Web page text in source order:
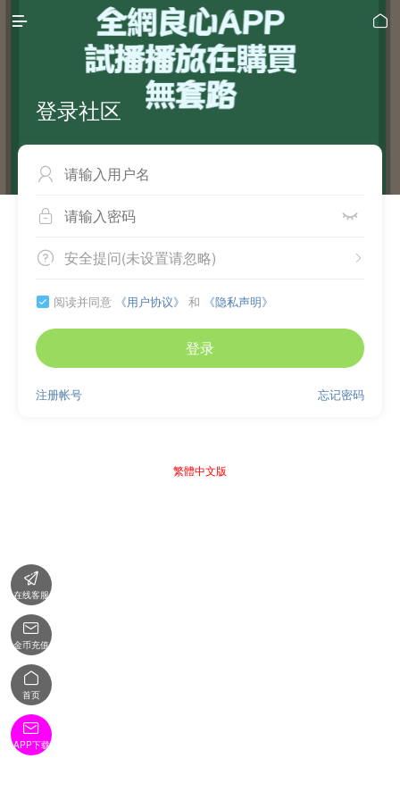
 
登录社区

 
 
安全提问(未设置请忽略)
 阅读并同意 《用户协议》 和 《隐私声明》
登录
忘记密码
注册帐号
繁體中文版

在线客服

金币充值

首页

APP下载